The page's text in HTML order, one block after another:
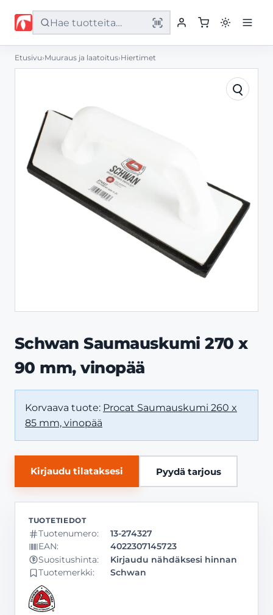
Etusivu
Palvelut
Yritys
Yhteystiedot
Etusivu›Muuraus ja laatoitus›Hiertimet
Schwan Saumauskumi 270 x
90 mm, vinopää
Korvaava tuote: Procat Saumauskumi 260 x
85 mm, vinopää
Kirjaudu tilataksesi Pyydä tarjous
Tuotenumero:
13-274327
EAN:
4022307145723
Suositushinta:
Kirjaudu nähdäksesi hinnan
Tuotemerkki: Schwan